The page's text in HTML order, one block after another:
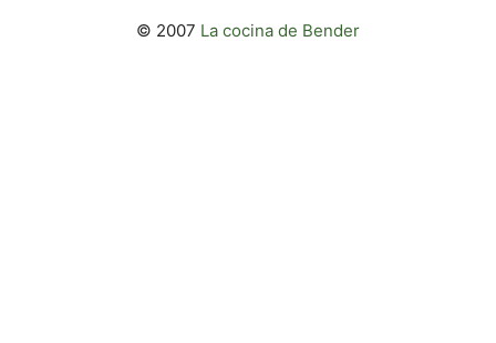
© 2007 La cocina de Bender